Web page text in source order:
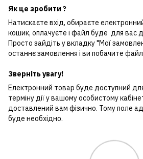
Як це зробити ?
Натискаєте вхід, обираєте
кошик, оплачуєте і файл буде для вас
Просто зайдіть у вкладку "Мої
останнє замовлення і ви побачите
Зверніть увагу!
Електронний товар буде доступний
терміну дії у вашому особистому
доставлений вам фізично. Тому поле
буде необхідно.